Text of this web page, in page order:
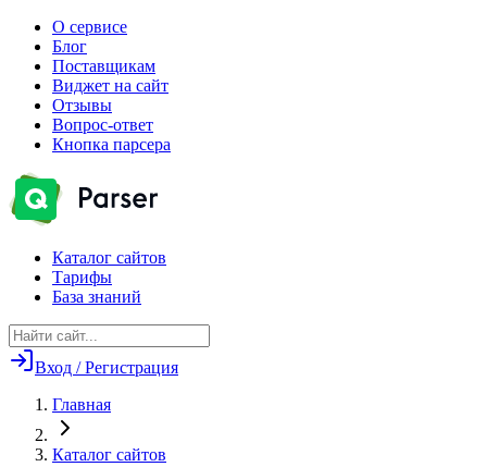
О сервисе
Блог
Поставщикам
Виджет на сайт
Отзывы
Вопрос-ответ
Кнопка парсера
Каталог сайтов
Тарифы
База знаний
Вход / Регистрация
Главная
Каталог сайтов